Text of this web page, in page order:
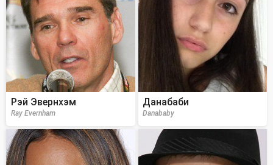
Рэй Эвернхэм
Ray Evernham
Данабаби
Danababy